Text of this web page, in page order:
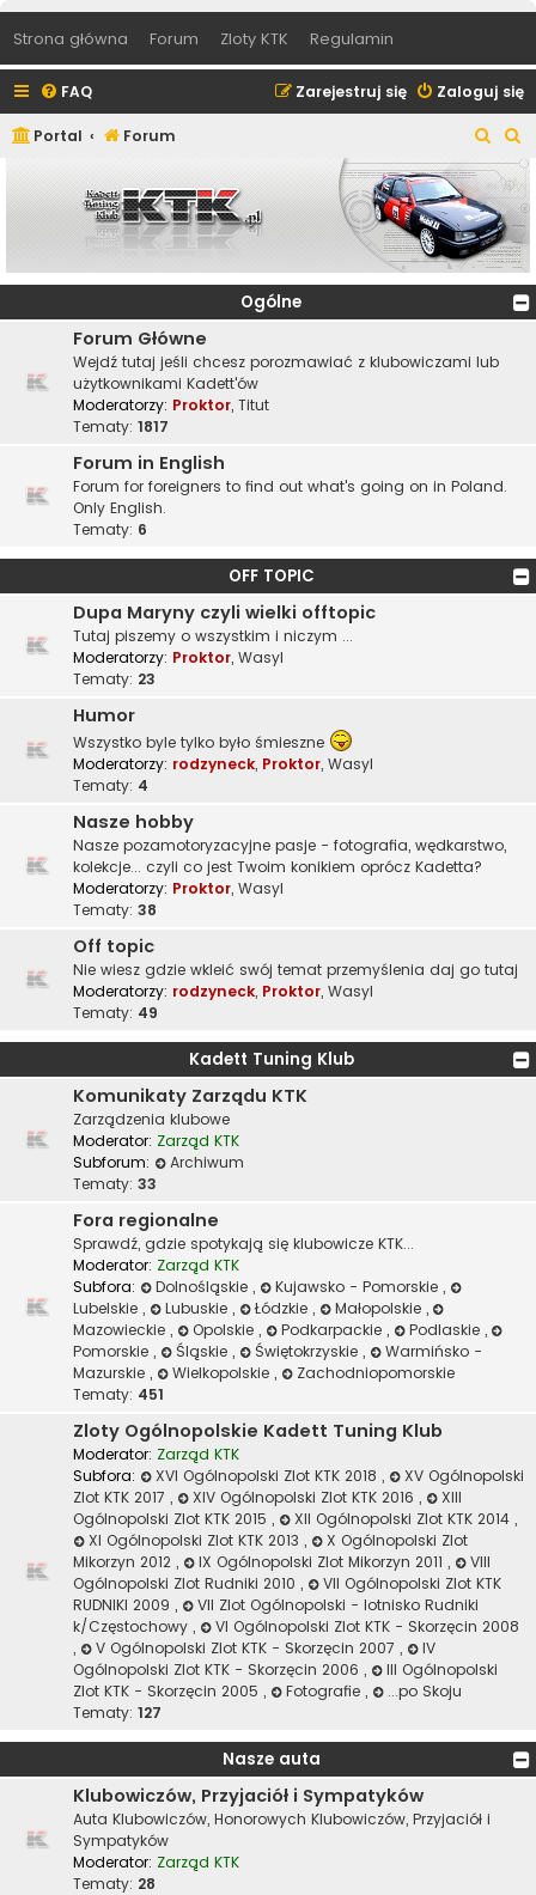
Strona główna Forum Zloty KTK Regulamin
FAQ Zaloguj się
Zarejestruj się
Portal Forum
z
u
k
j
z
u
k
a
j
Ogólne
Forum Główne
Wejdź tutaj jeśli chcesz porozmawiać z klubowiczami lub
użytkownikami Kadett'ów
Moderatorzy: Proktor, Titut
Tematy: 1817
Forum in English
Forum for foreigners to find out what's going on in Poland.
Only English.
Tematy: 6
OFF TOPIC
Dupa Maryny czyli wielki offtopic
Tutaj piszemy o wszystkim i niczym ...
Moderatorzy: Proktor, Wasyl
Tematy: 23
Humor
Wszystko byle tylko było śmieszne
Moderatorzy: rodzyneck, Proktor, Wasyl
Tematy: 4
Nasze hobby
Nasze pozamotoryzacyjne pasje - fotografia, wędkarstwo,
kolekcje... czyli co jest Twoim konikiem oprócz Kadetta?
Moderatorzy: Proktor, Wasyl
Tematy: 38
Off topic
Nie wiesz gdzie wkleić swój temat przemyślenia daj go tutaj
Moderatorzy: rodzyneck, Proktor, Wasyl
Tematy: 49
Kadett Tuning Klub
Komunikaty Zarządu KTK
Zarządzenia klubowe
Moderator: Zarząd KTK
Subforum:
Archiwum
Tematy: 33
Fora regionalne
Sprawdź, gdzie spotykają się klubowicze KTK...
Moderator: Zarząd KTK
Subfora:
Dolnośląskie , Kujawsko - Pomorskie ,
Lubelskie , Lubuskie , Łódzkie , Małopolskie ,
Mazowieckie , Opolskie , Podkarpackie , Podlaskie ,
Pomorskie , Śląskie , Świętokrzyskie ,
Warmińsko -
Mazurskie , Wielkopolskie ,
Zachodniopomorskie
Tematy: 451
Zloty Ogólnopolskie Kadett Tuning Klub
Moderator: Zarząd KTK
Subfora:
XVI Ogólnopolski Zlot KTK 2018 ,
XV Ogólnopolski
Zlot KTK 2017 , XIV Ogólnopolski Zlot KTK 2016 ,
XIII
Ogólnopolski Zlot KTK 2015 , XII Ogólnopolski Zlot KTK 2014 ,
XI Ogólnopolski Zlot KTK 2013 ,
X Ogólnopolski Zlot
Mikorzyn 2012 , IX Ogólnopolski Zlot Mikorzyn 2011 ,
VIII
Ogólnopolski Zlot Rudniki 2010 ,
VII Ogólnopolski Zlot KTK
RUDNIKI 2009 ,
VII Zlot Ogólnopolski - lotnisko Rudniki
k/Częstochowy ,
VI Ogólnopolski Zlot KTK - Skorzęcin 2008
,
V Ogólnopolski Zlot KTK - Skorzęcin 2007 ,
IV
Ogólnopolski Zlot KTK - Skorzęcin 2006 ,
III Ogólnopolski
Zlot KTK - Skorzęcin 2005 , Fotografie ,
...po Skoju
Tematy: 127
Nasze auta
Klubowiczów, Przyjaciół i Sympatyków
Auta Klubowiczów, Honorowych Klubowiczów, Przyjaciół i
Sympatyków
Moderator: Zarząd KTK
Tematy: 28